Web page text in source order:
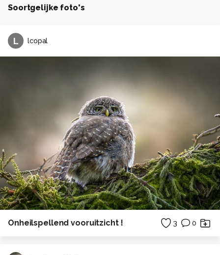
Soortgelijke foto's
L lcopal
Onheilspellend vooruitzicht ! 3 0